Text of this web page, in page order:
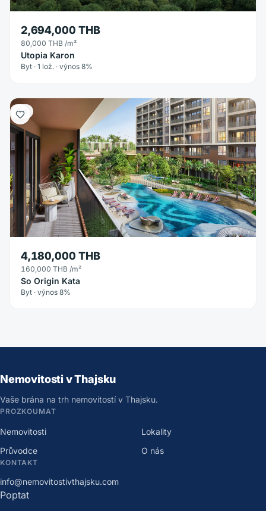
2,694,000 THB
80,000 THB /m²
Utopia Karon
Byt · 1 lož. · výnos 8%
Byt
4,180,000 THB
160,000 THB /m²
So Origin Kata
Byt · výnos 8%
Nemovitosti v Thajsku
Vaše brána na trh nemovitostí v Thajsku.
PROZKOUMAT
Nemovitosti
Lokality
Průvodce
O nás
KONTAKT
info@nemovitostivthajsku.com
Poptat